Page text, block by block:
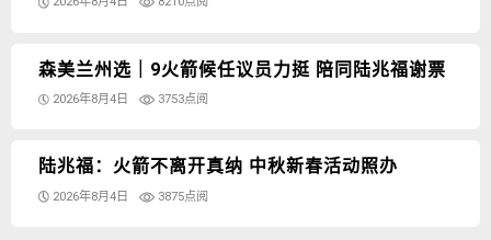
森美兰州选｜9火箭候任议员力挺 陪同陆兆福谢票
2026年8月4日 3753点阅
陆兆福：火箭不离开真纳 中秋新春活动照办
2026年8月4日 3875点阅